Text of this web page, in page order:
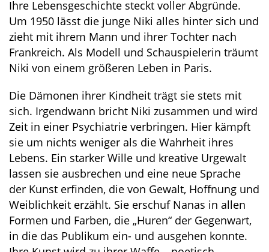
Ihre Lebensgeschichte steckt voller Abgründe.
Um 1950 lässt die junge Niki alles hinter sich und
zieht mit ihrem Mann und ihrer Tochter nach
Frankreich. Als Modell und Schauspielerin träumt
Niki von einem größeren Leben in Paris.
Die Dämonen ihrer Kindheit trägt sie stets mit
sich. Irgendwann bricht Niki zusammen und wird
Zeit in einer Psychiatrie verbringen. Hier kämpft
sie um nichts weniger als die Wahrheit ihres
Lebens. Ein starker Wille und kreative Urgewalt
lassen sie ausbrechen und eine neue Sprache
der Kunst erfinden, die von Gewalt, Hoffnung und
Weiblichkeit erzählt. Sie erschuf Nanas in allen
Formen und Farben, die „Huren“ der Gegenwart,
in die das Publikum ein- und ausgehen konnte.